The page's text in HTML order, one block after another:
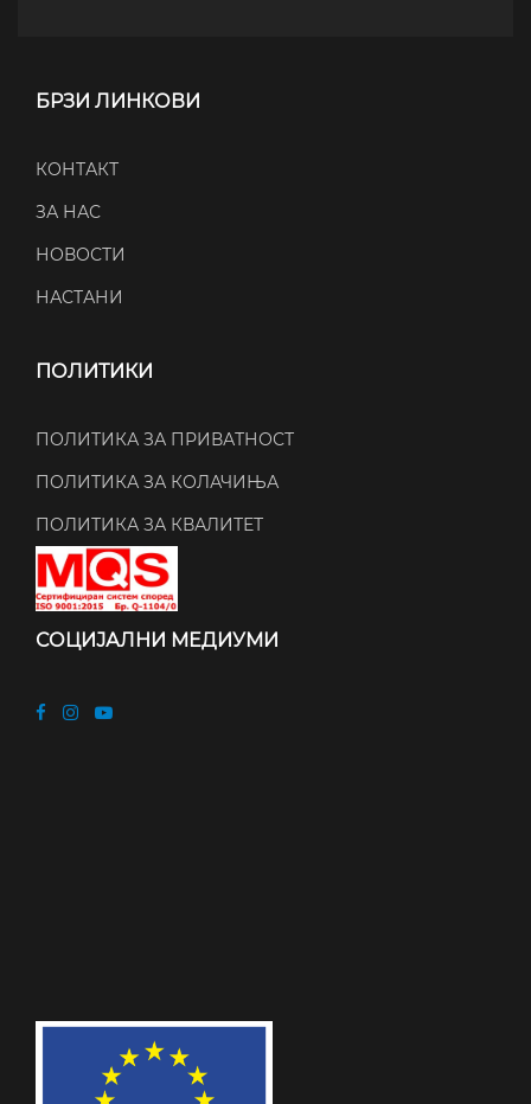
БРЗИ ЛИНКОВИ
КОНТАКТ
ЗА НАС
НОВОСТИ
НАСТАНИ
ПОЛИТИКИ
ПОЛИТИКА ЗА ПРИВАТНОСТ
ПОЛИТИКА ЗА КОЛАЧИЊА
ПОЛИТИКА ЗА КВАЛИТЕТ
СОЦИЈАЛНИ МЕДИУМИ